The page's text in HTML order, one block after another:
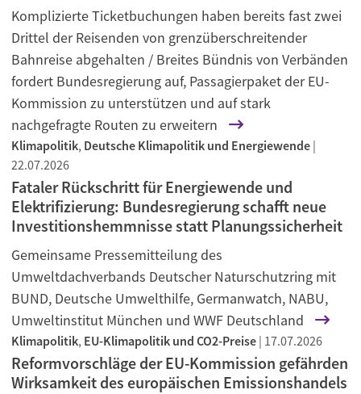
Komplizierte Ticketbuchungen haben bereits fast zwei
Drittel der Reisenden von grenzüberschreitender
Bahnreise abgehalten / Breites Bündnis von Verbänden
fordert Bundesregierung auf, Passagierpaket der EU-
Kommission zu unterstützen und auf stark
nachgefragte Routen zu erweitern
Klimapolitik, Deutsche Klimapolitik und Energiewende |
22.07.2026
Fataler Rückschritt für Energiewende und
Elektrifizierung: Bundesregierung schafft neue
Investitionshemmnisse statt Planungssicherheit
Gemeinsame Pressemitteilung des
Umweltdachverbands Deutscher Naturschutzring mit
BUND, Deutsche Umwelthilfe, Germanwatch, NABU,
Umweltinstitut München und WWF Deutschland
Klimapolitik, EU-Klimapolitik und CO2-Preise | 17.07.2026
Reformvorschläge der EU-Kommission gefährden
Wirksamkeit des europäischen Emissionshandels